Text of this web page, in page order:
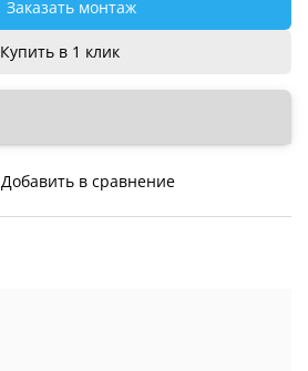
Добавить в сравнение
Заказать монтаж
Купить в 1 клик